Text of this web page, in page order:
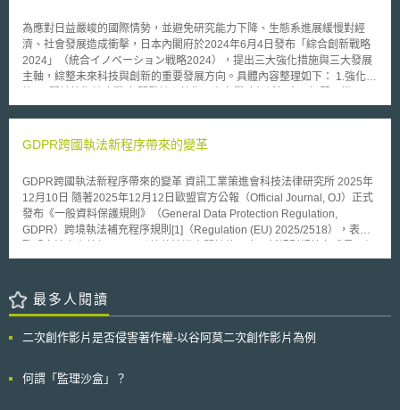
管制而引發了隱私爭議。EC委託X依照其制定的受眾方針進行廣告投放，該
投放方針定義了某些包含和排除關鍵字，和排除了與政治利益相關的帳戶。
該政策顯示，包含的關鍵字多與「親歐盟」的立場與情緒相關，包含特定政
黨如荷蘭自由民主人民黨（Dutch VVD）；而排除的關鍵字則多與「疑歐
論」的立場與情緒相關，如Viktor Orban。X並透過關鍵字定位和相似
出的相似性，篩選成年荷蘭公民進行精準廣告投放。 Noyb認為此類廣告投
項之許可性條件未獲滿足之情況下，已構成EUDPR第4條第1項(a)的合法性
個資，只是使用X的服務。EC還主張，為了傳達立法草案，並基於EC依歐
盟條約（Treaty of EU, TEU）的提案權，其行為也應該被認為是出於
EUDPR第5條第1項(a)的公共利益，具備合法基礎。 EDPS經過調查後，認
定： 1.EC透過委託投放廣告和制定受眾方針，決定了資料處理的目的
（purpose determination），在此範圍內，也應被認為是資料控制者。 2.
社群媒體供應商透過比較和關鍵字分析將使用者歸類為具有某些宗教、哲學
種個資，會滿足EUDPR第10條第2項(e)的許可性條件，但依照歐盟法院判
決先例，僅點讚某些貼文不當然等於當事人主動公開其這類動態個人活動資
備合法性基礎。 4.TEU中有關提案權之規定本質上非常籠統，難認包含EC
明確法律依據要求，從而，難認具備執行符合公共利益的任務之合法基礎。
為應對日益嚴峻的國際情勢，並避免研究能力下降、生態系進展緩慢對經
濟、社會發展造成衝擊，日本內閣府於2024年6月4日發布「綜合創新戰略
2024」（統合イノベーション戦略2024），提出三大強化措施與三大發展
主軸，綜整未來科技與創新的重要發展方向。具體內容整理如下： 1.強化措
人、物聯網等，透過產官學界合作推進技術融合與研究開發、推動人才培
性協作，並以促進開發利用、確保安全性為主要目標，主導、參與重要技術
研發人工智慧之應用，及利用人工智慧加速創新速度等。 2.發展主軸 (1)推
進先進科技戰略 針對各重要領域如人工智慧、核融合能源、量子科技、生
物科學、材料科學、半導體與通訊技術（6G）推展研究；確保大學與研究
機構之研究安全性與倫理，並為設立智庫強化研究機能預做準備；同時綜合
運用各領域的知識創造價值，為整體社會提供自動化、省力化、防災減災之
新生態系 透過SBIR計畫（Small Business Innovation Research，小型企
業創新研發計畫）補助，並促進新創企業之政府採購；藉由產官學合作推展
創新；以及擴大政府與民間研發投資規模，促進人才、技術、資金在大企業
本計畫（科学技術・イノベーション基本計画）開展之基礎。我國於半導
GDPR跨國執法新程序帶來的變革
GDPR跨國執法新程序帶來的變革 資訊工業策進會科技法律研究所 2025年
12月10日 隨著2025年12月12日歐盟官方公報（Official Journal, OJ）正式
發布《一般資料保護規則》（General Data Protection Regulation,
GDPR）跨境執法補充程序規則[1]（Regulation (EU) 2025/2518），表彰
資監管機關（Supervisory Authorities, SAs）於執行跨境GDPR投訴與進行
圍享有管轄權，惟控制者或處理者於多成員國設立據點或處理資料時，各監
管機關必須合作並共享決策，此種方式稱為一站式機制（one-stop-shop
主責之個資監管機關稱為主導監督機關（Lead Supervisory Authority,
Authorities Concerned, CSA），兩者需合作過程中交換相關資訊。此種合
最多人閱讀
二次創作影片是否侵害著作權-以谷阿莫二次創作影片為例
何謂「監理沙盒」？